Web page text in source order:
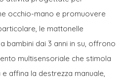
occhio-mano e promuovere
le mattonelle
bambini dai 3 anni in su, offrono
multisensoriale che stimola
affina la destrezza manuale,